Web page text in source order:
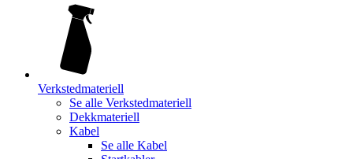
Verkstedmateriell
Se alle Verkstedmateriell
Dekkmateriell
Kabel
Se alle Kabel